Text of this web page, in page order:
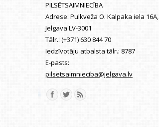
PILSĒTSAIMNIECĪBA
Adrese: Pulkveža O. Kalpaka iela 16A,
Jelgava LV-3001
Tālr.: (+371) 630 844 70
Iedzīvotāju atbalsta tālr.: 8787
E-pasts:
pilsetsaimnieciba@jelgava.lv
Find us on: